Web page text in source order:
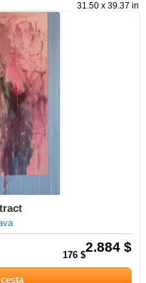
31.50 x 39.37 in
2.884 $
176 $